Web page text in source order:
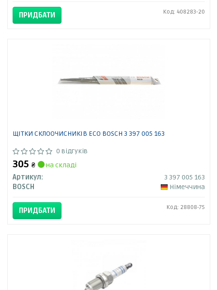
ПРИДБАТИ Код: 408283-20
ЩІТКИ СКЛООЧИСНИКІВ ECO BOSCH 3 397 005 163
0 відгуків
305 ₴
на складі
Артикул:
3 397 005 163
BOSCH
Німеччина
ПРИДБАТИ Код: 28808-75